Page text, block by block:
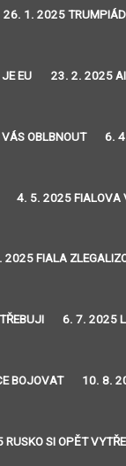
26. 1. 2025
EU 23. 2. 2025 AI
OBLBNOUT 6.
4. 5. 2025 FIALOVA
2025 FIALA
6. 7. 2025
BOJOVAT 10. 8.
SI OPĚT